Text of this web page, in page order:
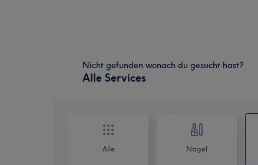
Nicht gefunden wonach du gesucht hast?
Alle Services
Alle Nägel